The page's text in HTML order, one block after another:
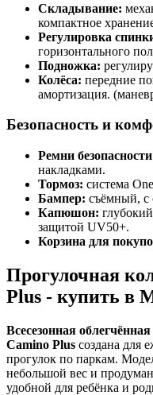
Складывание:
компактное
Регулировка
горизонтального
Подножка:
Колёса: передние
амортизация.
Безопасность и
Ремни
накладками.
Тормоз: система
Бампер: съёмный, с
Капюшон:
защитой UV50+.
Корзина для
Прогулочная
Plus - купить в
Всесезонная
Camino Plus создана для
прогулок по паркам.
небольшой вес и
удобной для ребёнка и